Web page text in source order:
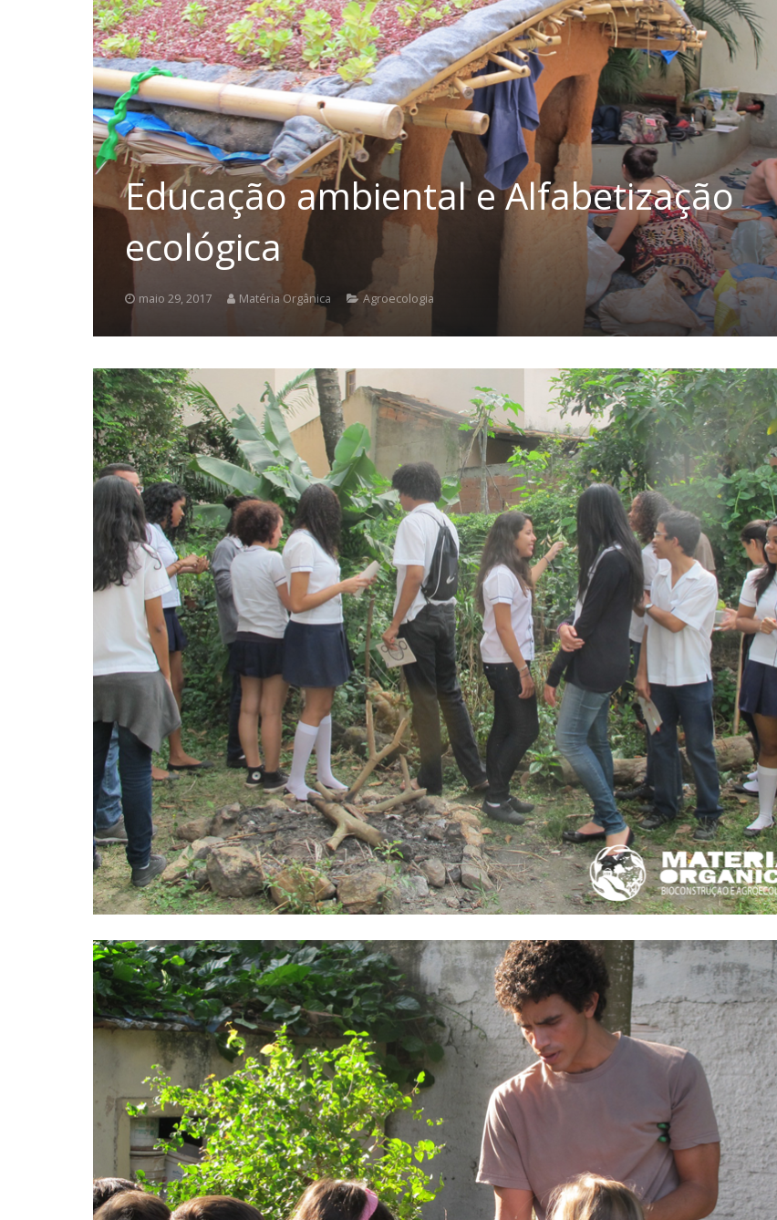
Educação ambiental e Alfabetização
ecológica
maio 29, 2017 Matéria Orgânica Agroecologia